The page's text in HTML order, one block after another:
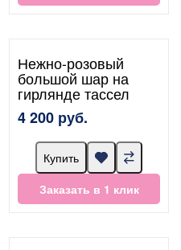
Нежно-розовый
большой шар на
гирлянде тассел
4 200 руб.
Купить
Заказать в 1 клик